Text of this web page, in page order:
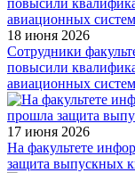
18 июня 2026
Сотрудники
повысили
авиационных
17 июня 2026
На факультете
защита выпускных